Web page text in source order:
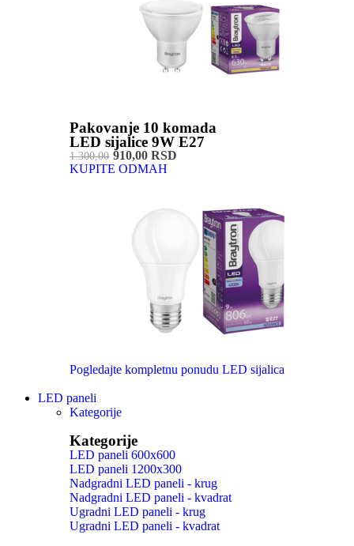
Pakovanje 10 komada
LED sijalice 9W E27
1.300,00910,00 RSD
KUPITE ODMAH
Pogledajte kompletnu ponudu LED sijalica
LED paneli
Kategorije
Kategorije
LED paneli 600x600
LED paneli 1200x300
Nadgradni LED paneli - krug
Nadgradni LED paneli - kvadrat
Ugradni LED paneli - krug
Ugradni LED paneli - kvadrat